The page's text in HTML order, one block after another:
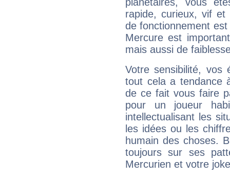
planétaires, vous
rapide, curieux, vif et
de fonctionnement
Mercure est
mais aussi de
Votre sensibilité,
tout cela a tendance
de ce fait vous faire
pour un joueur
intellectualisant les
les idées ou les
humain des choses.
toujours sur ses
Mercurien et votre